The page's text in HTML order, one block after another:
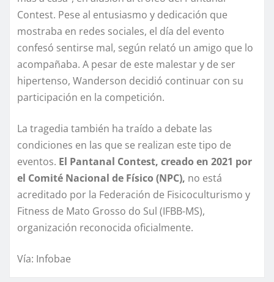
Contest. Pese al entusiasmo y dedicación que
mostraba en redes sociales, el día del evento
confesó sentirse mal, según relató un amigo que lo
acompañaba. A pesar de este malestar y de ser
hipertenso, Wanderson decidió continuar con su
participación en la competición.
La tragedia también ha traído a debate las
condiciones en las que se realizan este tipo de
eventos. El Pantanal Contest, creado en 2021 por
el Comité Nacional de Físico (NPC), no está
acreditado por la Federación de Fisicoculturismo y
Fitness de Mato Grosso do Sul (IFBB-MS),
organización reconocida oficialmente.
Vía: Infobae